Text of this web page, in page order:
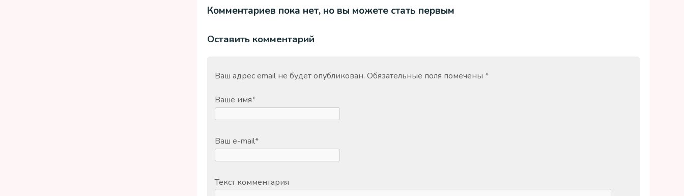
Комментариев пока нет, но вы можете стать первым
Оставить комментарий
Ваш адрес email не будет опубликован. Обязательные поля помечены *
Ваше имя*
Ваш e-mail*
Текст комментария